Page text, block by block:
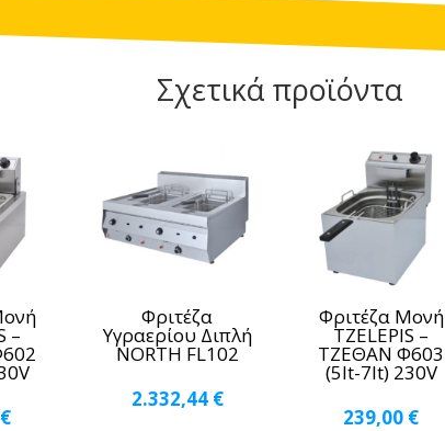
Σχετικά προϊόντα
–
€
Φριτέζα
Υγραερίου Διπλή
NORTH FL102
2.332,44 €
Φριτέζα Μονή
TZELEPIS –
ΤΖΕΘΑΝ Φ603
(5lt-7lt) 230V
239,00 €